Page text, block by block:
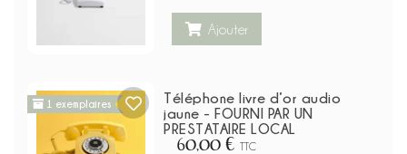
Ajouter
1 exemplaires
Téléphone livre d’or audio
jaune - FOURNI PAR UN
PRESTATAIRE LOCAL
60,00 € TTC